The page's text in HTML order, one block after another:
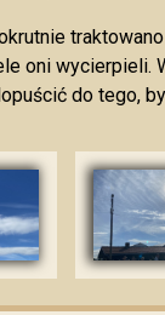
oni
do tego,